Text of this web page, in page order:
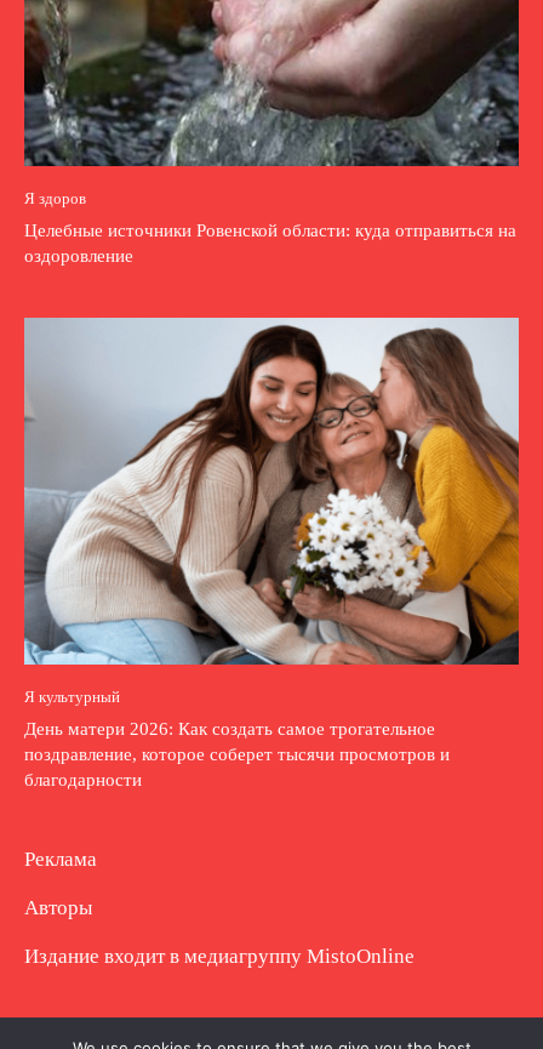
Я здоров
Целебные источники Ровенской области: куда отправиться на
оздоровление
Я культурный
День матери 2026: Как создать самое трогательное
поздравление, которое соберет тысячи просмотров и
благодарности
Реклама
Авторы
Издание входит в медиагруппу MistoOnline
Copyright © Полное использование материала